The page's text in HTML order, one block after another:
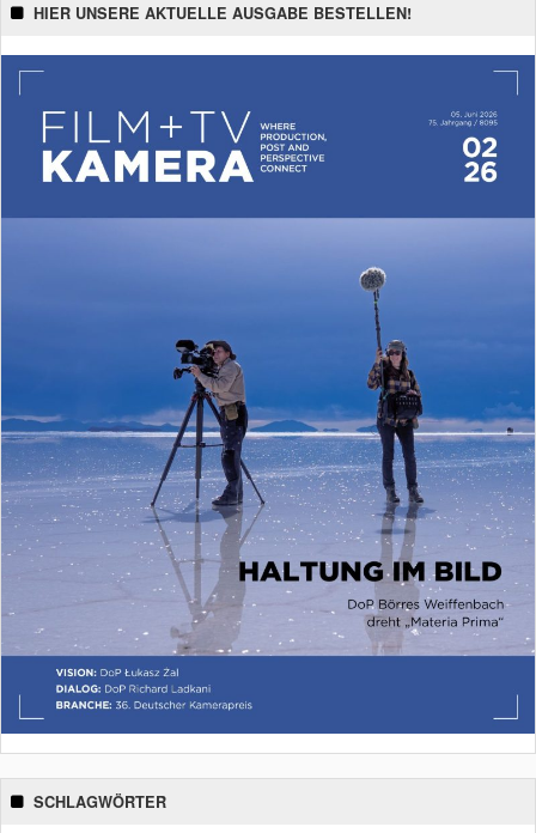
HIER UNSERE AKTUELLE AUSGABE BESTELLEN!
SCHLAGWÖRTER